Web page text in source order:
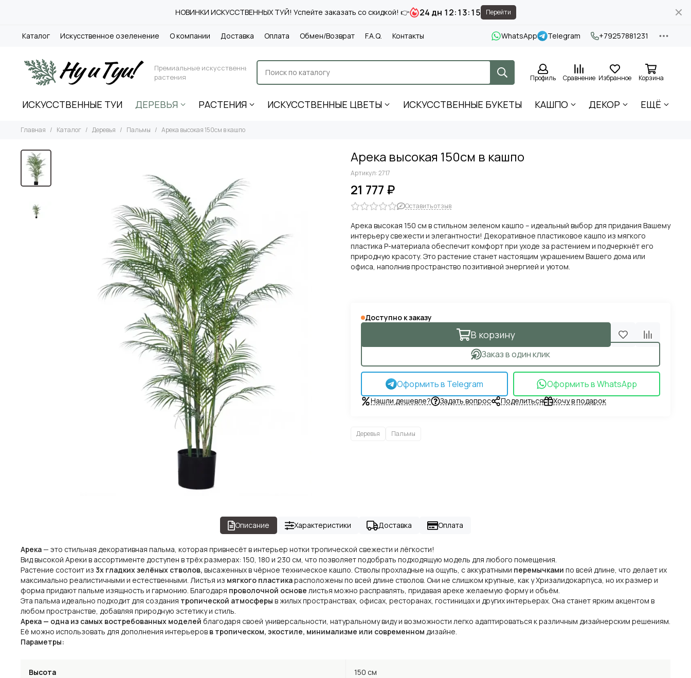
НОВИНКИ ИСКУССТВЕННЫХ ТУЙ! Успейте заказать со скидкой! 👉 24 дн 12:13:15 Перейти
Каталог Искусственное озеленение О компании Доставка Оплата Обмен/Возврат F.A.Q. Контакты WhatsApp Telegram +79257881231
Премиальные искусственные
растения
Профиль Сравнение Избранное Корзина
ИСКУССТВЕННЫЕ ТУИ ДЕРЕВЬЯ РАСТЕНИЯ ИСКУССТВЕННЫЕ ЦВЕТЫ ИСКУССТВЕННЫЕ БУКЕТЫ КАШПО ДЕКОР ЕЩЁ
Главная Каталог Деревья Пальмы Арека высокая 150см в кашпо
Арека высокая 150см в кашпо
Артикул:2717
21 777 ₽
Оставить отзыв
Арека высокая 150 см в стильном зеленом кашпо – идеальный выбор для придания Вашему
интерьеру свежести и элегантности! Декоративное пластиковое кашпо из мягкого
пластика P-материала обеспечит комфорт при уходе за растением и подчеркнёт его
природную красоту. Это растение станет настоящим украшением Вашего дома или
офиса, наполнив пространство позитивной энергией и уютом.
Доступно к заказу
В корзину
Заказ в один клик
Оформить в Telegram Оформить в WhatsApp
Нашли дешевле? Задать вопрос Поделиться Хочу в подарок
Деревья Пальмы
Описание Характеристики Доставка Оплата
Арека— это стильная декоративная пальма, которая привнесёт в интерьер нотки тропической свежести и лёгкости!
Вид высокой Ареки в ассортименте доступен в трёх размерах: 150, 180 и 230 см, что позволяет подобрать подходящую модель для любого помещения.
Растение состоит из 3х гладких зелёных стволов, высаженных в чёрное техническое кашпо. Стволы прохладные на ощупь, с аккуратными перемычками по всей длине, что делает их
максимально реалистичными и естественными. Листья из мягкого пластикарасположены по всей длине стволов. Они не слишком крупные, как у Хризалидокарпуса, но их размер и
форма придают пальме изящность и гармонию. Благодаря проволочной основе листья можно расправлять, придавая ареке желаемую форму и объём.
Эта пальма идеально подходит для создания тропической атмосферы в жилых пространствах, офисах, ресторанах, гостиницах и других интерьерах. Она станет ярким акцентом в
любом пространстве, добавляя природную эстетику и стиль.
Арека — одна из самых востребованных моделей благодаря своей универсальности, натуральному виду и возможности легко адаптироваться к различным дизайнерским решениям.
Её можно использовать для дополнения интерьеров в тропическом, экостиле, минимализме или современном дизайне.
Параметры:
Высота 150 см